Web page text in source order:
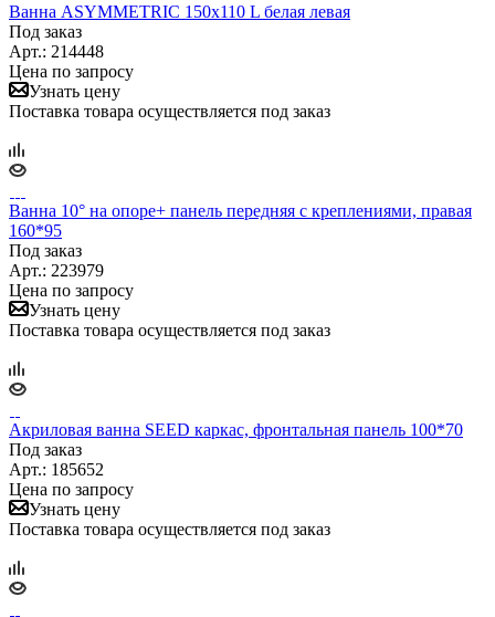
Ванна ASYMMETRIC 150x110 L белая левая
Под заказ
Арт.: 214448
Цена по запросу
Узнать цену
Поставка товара осуществляется под заказ
Ванна 10° на опоре+ панель передняя с креплениями, правая
160*95
Под заказ
Арт.: 223979
Цена по запросу
Узнать цену
Поставка товара осуществляется под заказ
Акриловая ванна SEED каркас, фронтальная панель 100*70
Под заказ
Арт.: 185652
Цена по запросу
Узнать цену
Поставка товара осуществляется под заказ